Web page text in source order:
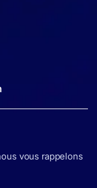
vous rappelons